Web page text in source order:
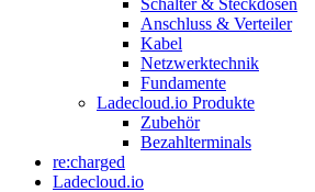
Schalter & Steckdosen
Anschluss & Verteiler
Kabel
Netzwerktechnik
Fundamente
Ladecloud.io Produkte
Zubehör
Bezahlterminals
re:charged
Ladecloud.io